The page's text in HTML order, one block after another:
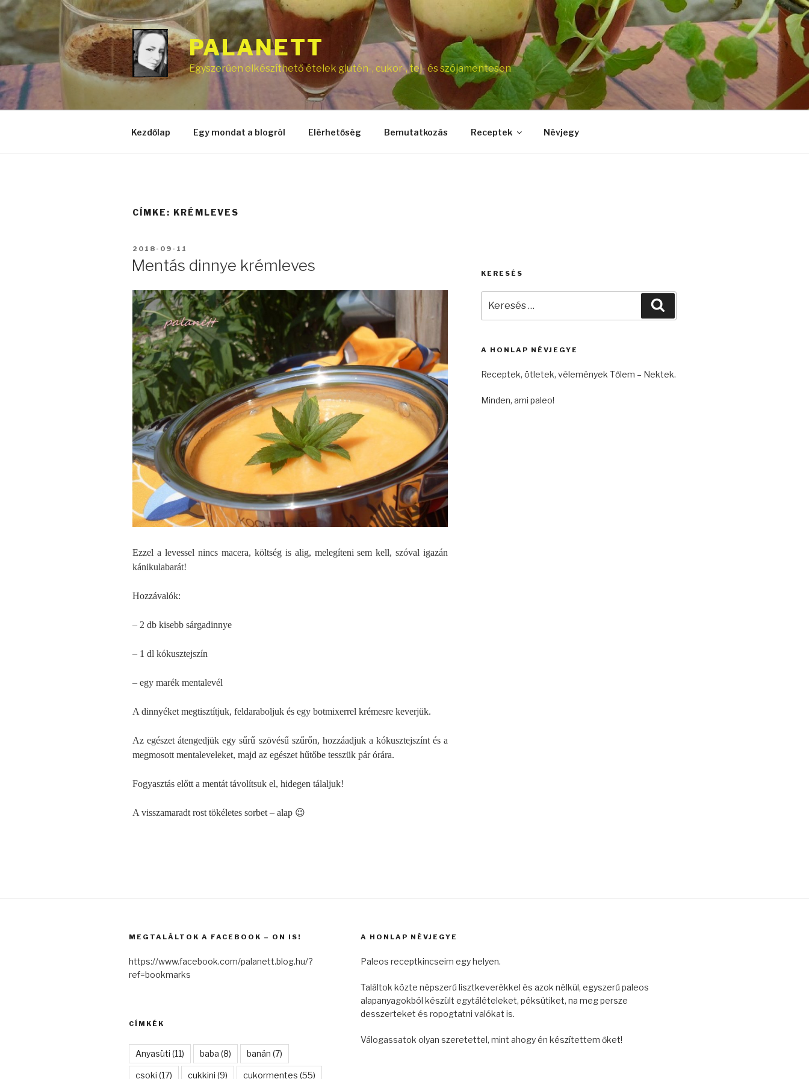
Tartalomhoz
PALANETT
Egyszerűen elkészíthető ételek glutén-, cukor-, tej- és szójamentesen
Kezdőlap Egy mondat a blogról Elérhetőség Bemutatkozás Receptek Névjegy
CÍMKE: KRÉMLEVES
BEKÜLDVE:
2018-09-11
Mentás dinnye krémleves
Ezzel a levessel nincs macera, költség is alig, melegíteni sem kell, szóval igazán
kánikulabarát!
Hozzávalók:
– 2 db kisebb sárgadinnye
– 1 dl kókusztejszín
– egy marék mentalevél
A dinnyéket megtisztítjuk, feldaraboljuk és egy botmixerrel krémesre keverjük.
Az egészet átengedjük egy sűrű szövésű szűrőn, hozzáadjuk a kókusztejszínt és a
megmosott mentaleveleket, majd az egészet hűtőbe tesszük pár órára.
Fogyasztás előtt a mentát távolítsuk el, hidegen tálaljuk!
A visszamaradt rost tökéletes sorbet – alap 😉
KERESÉS
következő
A HONLAP NÉVJEGYE
Receptek, ötletek, vélemények Tőlem – Nektek.
Minden, ami paleo!
MEGTALÁLTOK A FACEBOOK – ON IS!
https://www.facebook.com/palanett.blog.hu/?
ref=bookmarks
CÍMKÉK
Anyasüti (11) baba (8) banán (7)
csoki (17) cukkini (9) cukormentes (55)
A HONLAP NÉVJEGYE
Paleos receptkincseim egy helyen.
Találtok közte népszerű lisztkeverékkel és azok nélkül, egyszerű paleos
alapanyagokból készült egytálételeket, péksütiket, na meg persze
desszerteket és ropogtatni valókat is.
Válogassatok olyan szeretettel, mint ahogy én készítettem őket!